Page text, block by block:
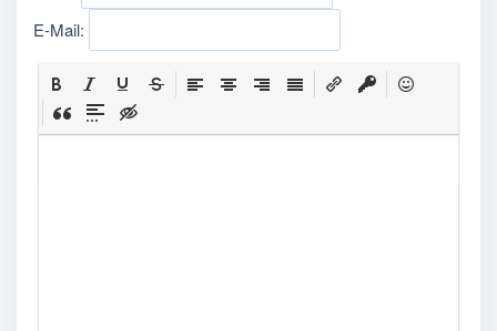
E-Mail: